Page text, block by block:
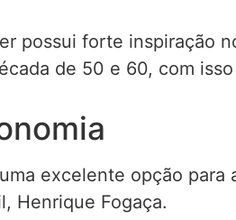
possui forte inspiração
de 50 e 60, com
excelente opção
Henrique Fogaça.